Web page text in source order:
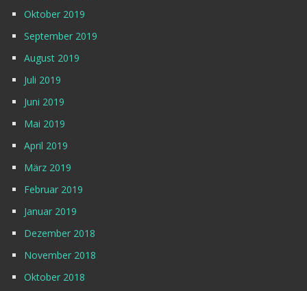
Oktober 2019
September 2019
August 2019
Juli 2019
Juni 2019
Mai 2019
April 2019
März 2019
Februar 2019
Januar 2019
Dezember 2018
November 2018
Oktober 2018